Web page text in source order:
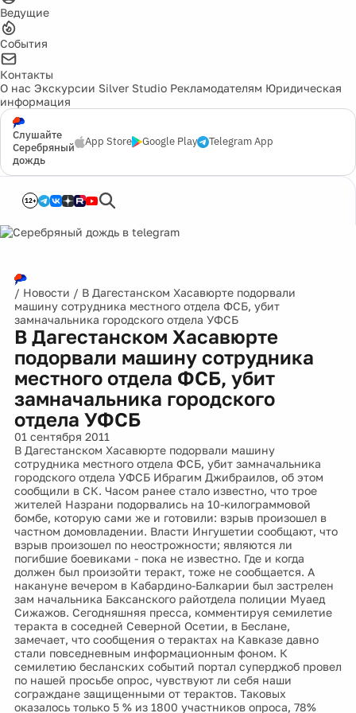
Ведущие
События
Контакты
О нас Экскурсии Silver Studio Рекламодателям Юридическая
информация
Слушайте
Серебряный
дождь
App Store Google Play Telegram App
12+
/ Новости / В Дагестанском Хасавюрте подорвали
машину сотрудника местного отдела ФСБ, убит
замначальника городского отдела УФСБ
В Дагестанском Хасавюрте
подорвали машину сотрудника
местного отдела ФСБ, убит
замначальника городского
отдела УФСБ
01 сентября 2011
В Дагестанском Хасавюрте подорвали машину
сотрудника местного отдела ФСБ, убит замначальника
городского отдела УФСБ Ибрагим Джибраилов, об этом
сообщили в СК. Часом ранее стало известно, что трое
жителей Назрани подорвались на 10-килограммовой
бомбе, которую сами же и готовили: взрыв произошел в
частном домовладении. Власти Ингушетии сообщают, что
взрыв произошел по неострожности; являются ли
погибшие боевиками - пока не известно. Где и когда
должен был произойти теракт, тоже не сообщается. А
накануне вечером в Кабардино-Балкарии был застрелен
зам начальника Баксанского райотдела полиции Муаед
Сижажов. Сегодняшняя пресса, комментируя семилетие
теракта в соседней Северной Осетии, в Беслане,
замечает, что сообщения о терактах на Кавказе давно
стали повседневным информационным фоном. К
семилетию бесланских событий портал суперджоб провел
по нашей просьбе опрос, чувствуют ли себя наши
сограждане защищенными от терактов. Таковых
оказалось только 5 % из 1800 участников опроса, 78%